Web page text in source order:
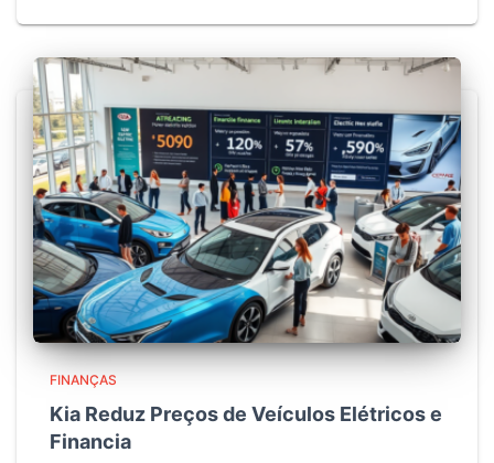
FINANÇAS
Kia Reduz Preços de Veículos Elétricos e
Financia